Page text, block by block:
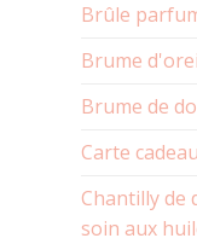
Brûle
Brume
Brume de
Carte cadeau
Chantilly de
soin aux